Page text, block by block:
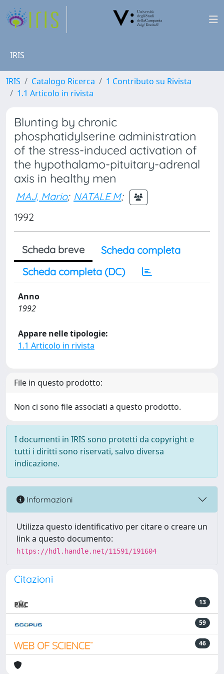
IRIS
IRIS Catalogo Ricerca
1 Contributo su Rivista
1.1 Articolo in rivista
Blunting by chronic
phosphatidylserine administration
of the stress-induced activation of
the hypothalamo-pituitary-adrenal
axis in healthy men
MAJ, Mario; NATALE M;
1992
Scheda breve
Scheda completa
Scheda completa (DC)
Anno
1992
Appare nelle tipologie:
1.1 Articolo in rivista
File in questo prodotto:
Non ci sono file associati a questo prodotto.
I documenti in IRIS sono protetti da copyright e
tutti i diritti sono riservati, salvo diversa
indicazione.
Informazioni
Utilizza questo identificativo per citare o creare un
link a questo documento:
https://hdl.handle.net/11591/191604
Citazioni
13
59
46